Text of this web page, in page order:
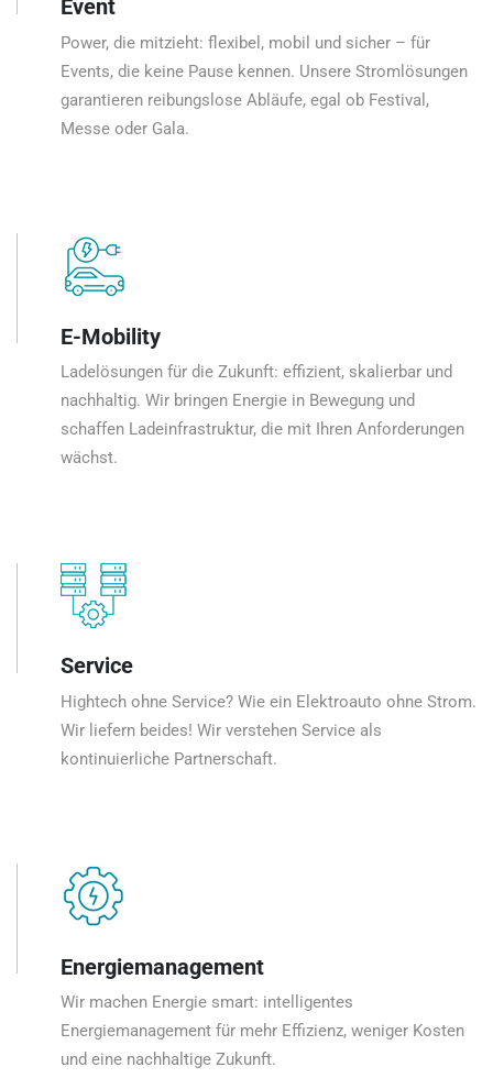
Event
Power, die mitzieht: flexibel, mobil und sicher – für
Events, die keine Pause kennen. Unsere Stromlösungen
garantieren reibungslose Abläufe, egal ob Festival,
Messe oder Gala.
E-Mobility
Ladelösungen für die Zukunft: effizient, skalierbar und
nachhaltig. Wir bringen Energie in Bewegung und
schaffen Ladeinfrastruktur, die mit Ihren Anforderungen
wächst.
Service
Hightech ohne Service? Wie ein Elektroauto ohne Strom.
Wir liefern beides! Wir verstehen Service als
kontinuierliche Partnerschaft.
Energiemanagement
Wir machen Energie smart: intelligentes
Energiemanagement für mehr Effizienz, weniger Kosten
und eine nachhaltige Zukunft.